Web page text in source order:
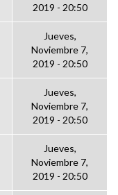
2019 - 20:50
Jueves,
Noviembre 7,
2019 - 20:50
Jueves,
Noviembre 7,
2019 - 20:50
Jueves,
Noviembre 7,
2019 - 20:50